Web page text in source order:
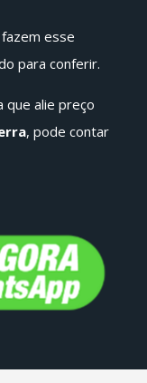
esse
para conferir.
que alie preço
, pode contar